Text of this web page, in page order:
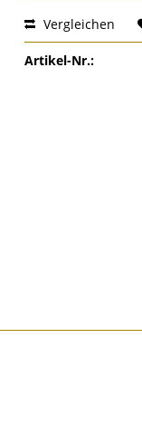
Vergleichen
Artikel-Nr.: